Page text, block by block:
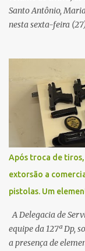
Santo Antônio,
nesta sexta-feira
Contamos com a
uma situação
pública.
Após troca de
extorsão a
pistolas. Um
A Delegacia de
equipe da 127ª Dp,
a presença de